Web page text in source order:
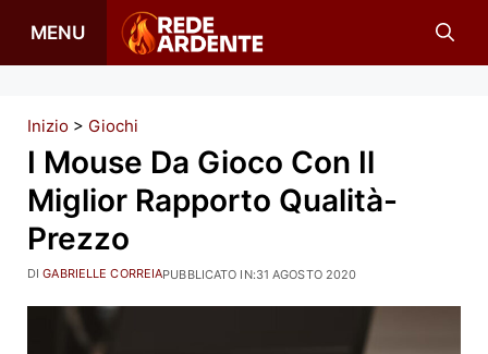
MENU
Inizio > Giochi
I Mouse Da Gioco Con Il
Miglior Rapporto Qualità-
Prezzo
PUBBLICATO IN:31 AGOSTO 2020
DIGABRIELLE CORREIA